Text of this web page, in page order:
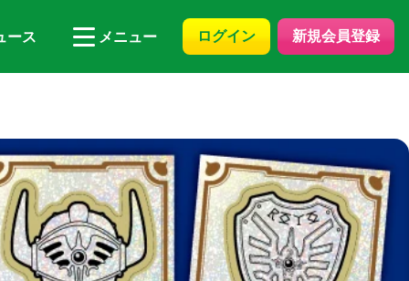
ース メニュー ログイン 新規会員登録